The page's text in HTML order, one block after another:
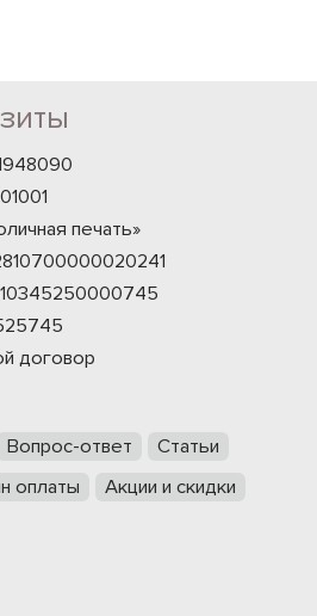
печать»
договор
Вопрос-ответ
Статьи
оплаты
Акции и скидки